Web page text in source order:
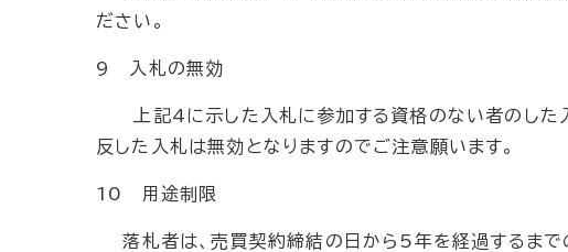
ださい。
9 入札の無効
上記4に示した入札に参加する資格のない者のした
反した入札は無効となりますのでご注意願います。
10 用途制限
落札者は、売買契約締結の日から5年を経過するまで